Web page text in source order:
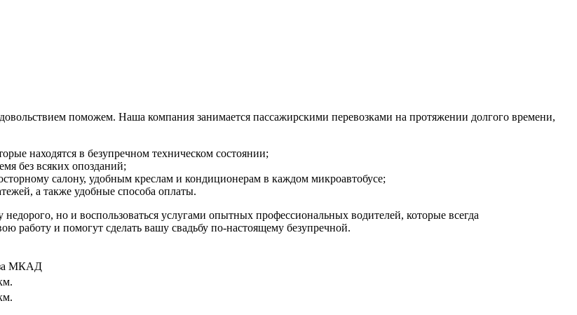
поможем. Наша компания занимается пассажирскими перевозками на протяжении долгого времени,
находятся в безупречном техническом состоянии;
без всяких опозданий;
салону, удобным креслам и кондиционерам в каждом микроавтобусе;
а также удобные способа оплаты.
но и воспользоваться услугами опытных профессиональных водителей, которые всегда
работу и помогут сделать вашу свадьбу по-настоящему безупречной.
МКАД